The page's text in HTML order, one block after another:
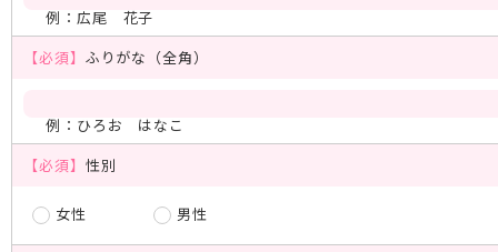
例：広尾 花子
【必須】 ふりがな（全角）
例：ひろお はなこ
【必須】 性別
女性 男性